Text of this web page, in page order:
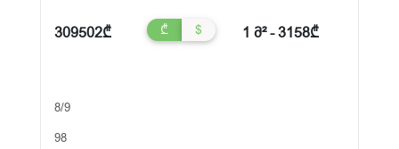
309502₾ ₾ $ 1 მ² - 3158₾
8/9
98